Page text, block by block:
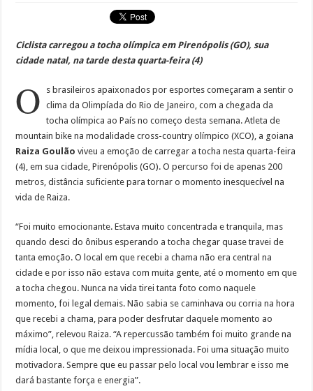
Ciclista carregou a tocha olímpica em Pirenópolis (GO), sua
cidade natal, na tarde desta quarta-feira (4)
O
s brasileiros apaixonados por esportes começaram a sentir o
clima da Olimpíada do Rio de Janeiro, com a chegada da
tocha olímpica ao País no começo desta semana. Atleta de
mountain bike na modalidade cross-country olímpico (XCO), a goiana
Raiza Goulão viveu a emoção de carregar a tocha nesta quarta-feira
(4), em sua cidade, Pirenópolis (GO). O percurso foi de apenas 200
metros, distância suficiente para tornar o momento inesquecível na
vida de Raiza.
“Foi muito emocionante. Estava muito concentrada e tranquila, mas
quando desci do ônibus esperando a tocha chegar quase travei de
tanta emoção. O local em que recebi a chama não era central na
cidade e por isso não estava com muita gente, até o momento em que
a tocha chegou. Nunca na vida tirei tanta foto como naquele
momento, foi legal demais. Não sabia se caminhava ou corria na hora
que recebi a chama, para poder desfrutar daquele momento ao
máximo”, relevou Raiza. “A repercussão também foi muito grande na
mídia local, o que me deixou impressionada. Foi uma situação muito
motivadora. Sempre que eu passar pelo local vou lembrar e isso me
dará bastante força e energia”.